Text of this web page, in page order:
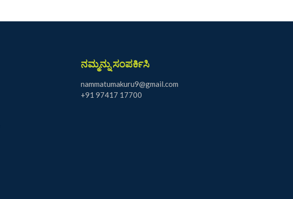
ನಮ್ಮನ್ನು ಸಂಪರ್ಕಿಸಿ
nammatumakuru9@gmail.com
+91 97417 17700